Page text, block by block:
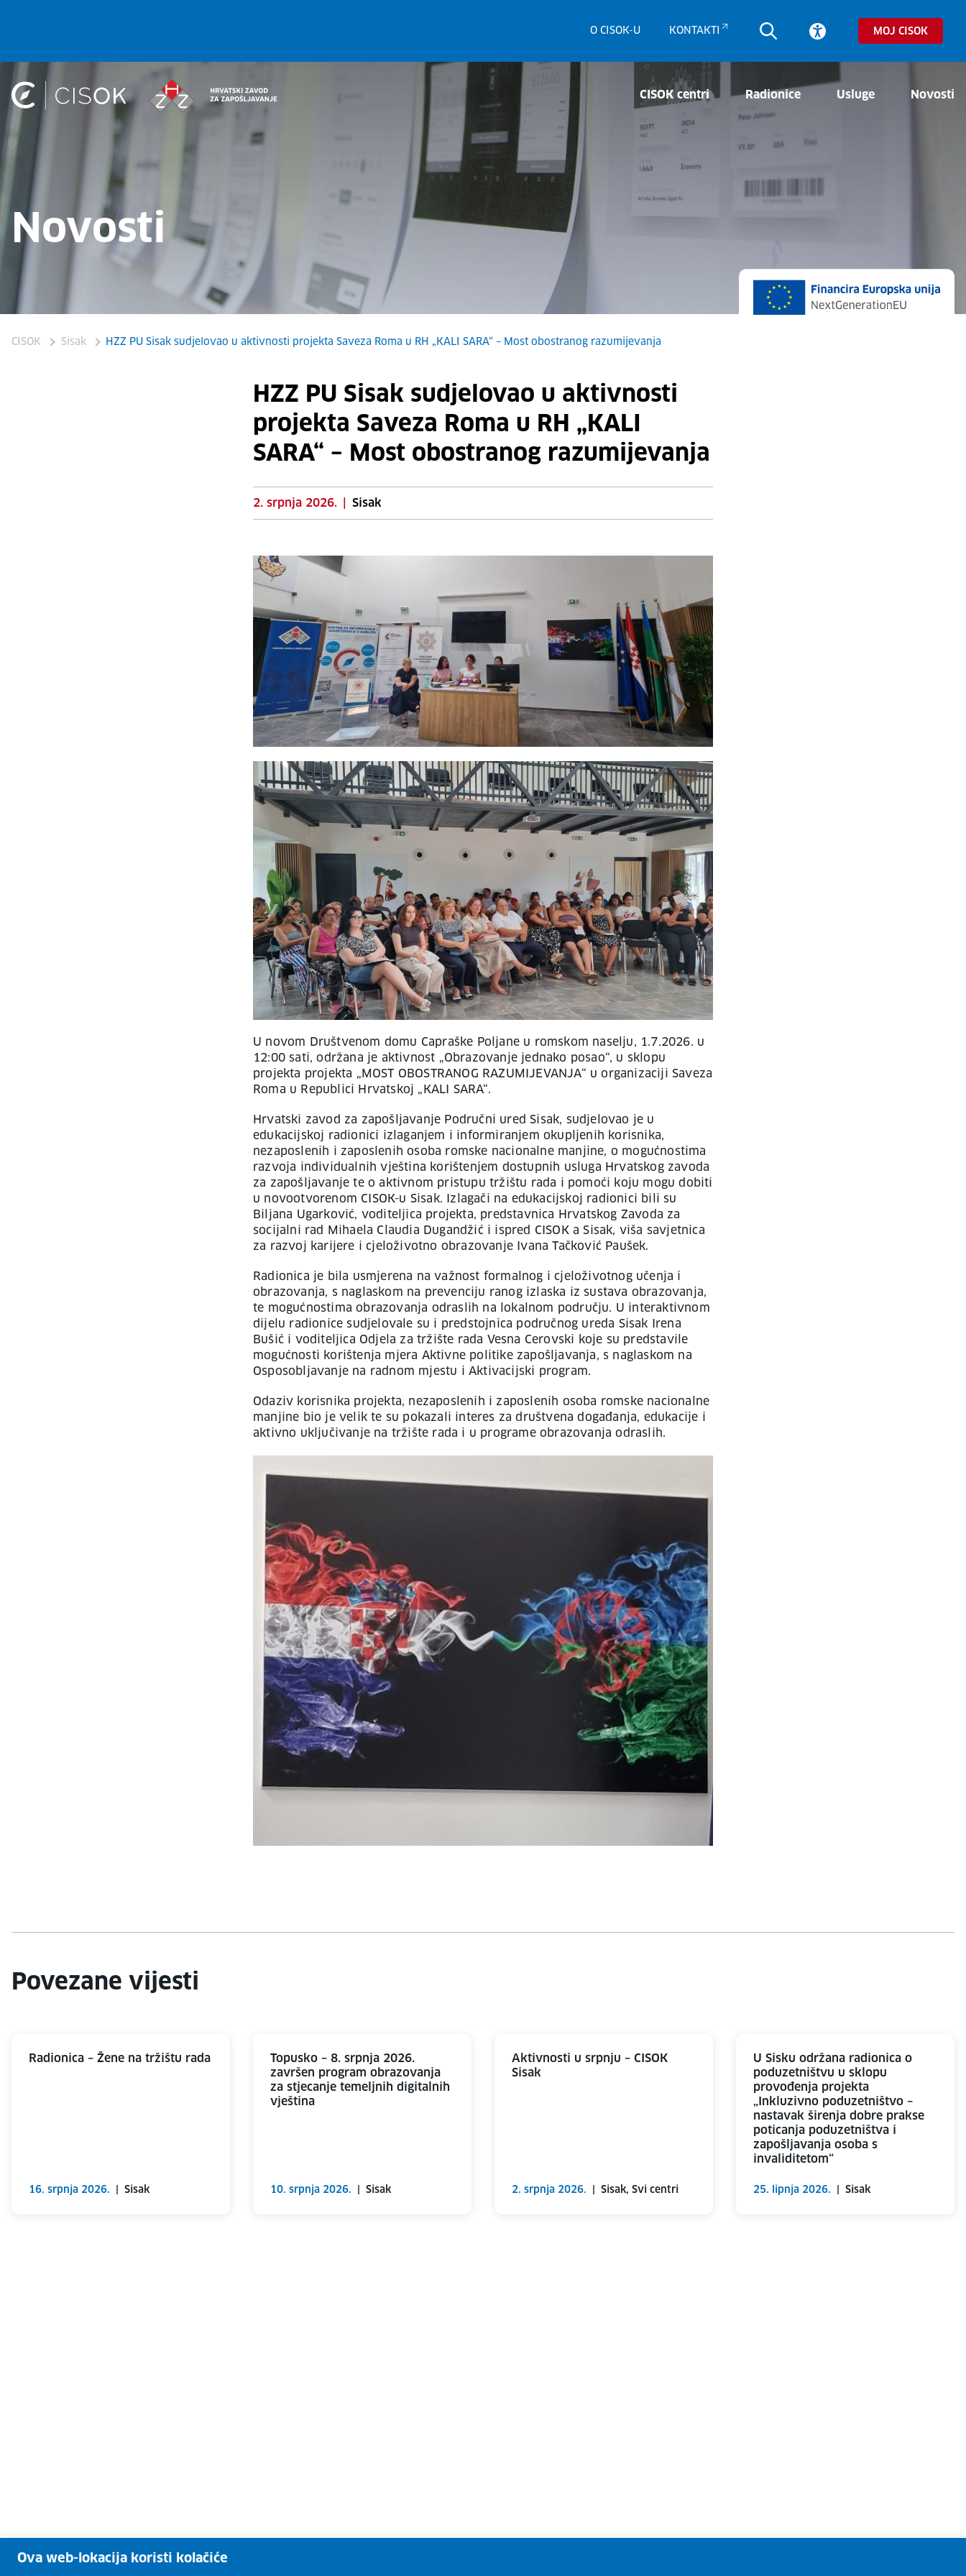
Ova web-lokacija koristi kolačiće
O CISOK-U KONTAKTI MOJ CISOK
CISOK centri Radionice Usluge Novosti
Novosti
CISOK Sisak HZZ PU Sisak sudjelovao u aktivnosti projekta Saveza Roma u RH „KALI SARA“ – Most obostranog razumijevanja
HZZ PU Sisak sudjelovao u aktivnosti
projekta Saveza Roma u RH „KALI
SARA“ – Most obostranog razumijevanja
2. srpnja 2026. Sisak
U novom Društvenom domu Capraške Poljane u romskom naselju, 1.7.2026. u
12:00 sati, održana je aktivnost „Obrazovanje jednako posao“, u sklopu
projekta projekta „MOST OBOSTRANOG RAZUMIJEVANJA“ u organizaciji Saveza
Roma u Republici Hrvatskoj „KALI SARA“.
Hrvatski zavod za zapošljavanje Područni ured Sisak, sudjelovao je u
edukacijskoj radionici izlaganjem i informiranjem okupljenih korisnika,
nezaposlenih i zaposlenih osoba romske nacionalne manjine, o mogućnostima
razvoja individualnih vještina korištenjem dostupnih usluga Hrvatskog zavoda
za zapošljavanje te o aktivnom pristupu tržištu rada i pomoći koju mogu dobiti
u novootvorenom CISOK-u Sisak. Izlagači na edukacijskoj radionici bili su
Biljana Ugarković, voditeljica projekta, predstavnica Hrvatskog Zavoda za
socijalni rad Mihaela Claudia Dugandžić i ispred CISOK a Sisak, viša savjetnica
za razvoj karijere i cjeloživotno obrazovanje Ivana Tačković Paušek.
Radionica je bila usmjerena na važnost formalnog i cjeloživotnog učenja i
obrazovanja, s naglaskom na prevenciju ranog izlaska iz sustava obrazovanja,
te mogućnostima obrazovanja odraslih na lokalnom području. U interaktivnom
dijelu radionice sudjelovale su i predstojnica područnog ureda Sisak Irena
Bušić i voditeljica Odjela za tržište rada Vesna Cerovski koje su predstavile
mogućnosti korištenja mjera Aktivne politike zapošljavanja, s naglaskom na
Osposobljavanje na radnom mjestu i Aktivacijski program.
Odaziv korisnika projekta, nezaposlenih i zaposlenih osoba romske nacionalne
manjine bio je velik te su pokazali interes za društvena događanja, edukacije i
aktivno uključivanje na tržište rada i u programe obrazovanja odraslih.
Povezane vijesti
Radionica – Žene na tržištu rada
16. srpnja 2026. Sisak
Topusko – 8. srpnja 2026.
završen program obrazovanja
za stjecanje temeljnih digitalnih
vještina
10. srpnja 2026. Sisak
Aktivnosti u srpnju – CISOK
Sisak
2. srpnja 2026. Sisak, Svi centri
U Sisku održana radionica o
poduzetništvu u sklopu
provođenja projekta
„Inkluzivno poduzetništvo –
nastavak širenja dobre prakse
poticanja poduzetništva i
zapošljavanja osoba s
invaliditetom“
25. lipnja 2026. Sisak